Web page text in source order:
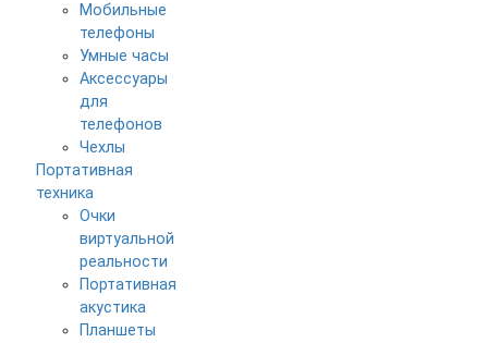
Мобильные
телефоны
Умные часы
Аксессуары
для
телефонов
Чехлы
Портативная
техника
Очки
виртуальной
реальности
Портативная
акустика
Планшеты